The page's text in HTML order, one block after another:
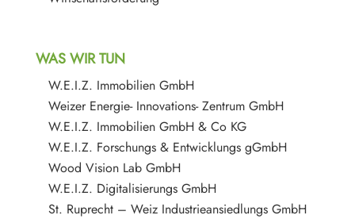
WAS WIR TUN
W.E.I.Z. Immobilien GmbH
Weizer Energie- Innovations- Zentrum GmbH
W.E.I.Z. Immobilien GmbH & Co KG
W.E.I.Z. Forschungs & Entwicklungs gGmbH
Wood Vision Lab GmbH
W.E.I.Z. Digitalisierungs GmbH
St. Ruprecht – Weiz Industrieansiedlungs GmbH